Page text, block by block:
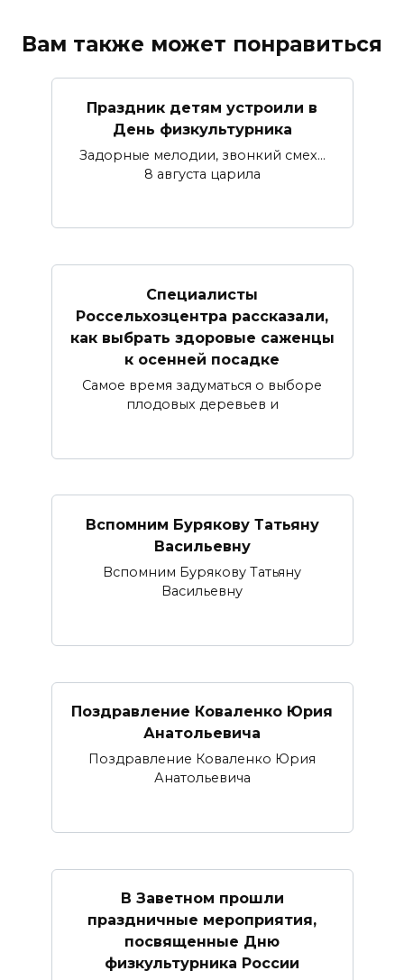
Вам также может понравиться
Праздник детям устроили в
День физкультурника
Задорные мелодии, звонкий смех…
8 августа царила
Специалисты
Россельхозцентра рассказали,
как выбрать здоровые саженцы
к осенней посадке
Самое время задуматься о выборе
плодовых деревьев и
Вспомним Бурякову Татьяну
Васильевну
Вспомним Бурякову Татьяну
Васильевну
Поздравление Коваленко Юрия
Анатольевича
Поздравление Коваленко Юрия
Анатольевича
В Заветном прошли
праздничные мероприятия,
посвященные Дню
физкультурника России